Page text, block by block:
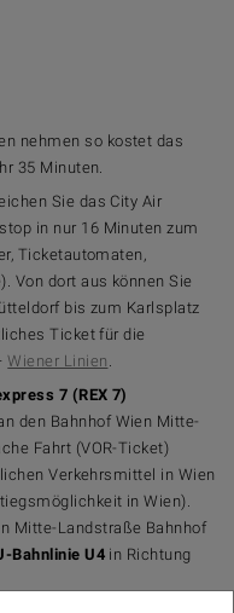
nehmen so kostet das
35 Minuten.
Sie das City Air
in nur 16 Minuten zum
Ticketautomaten,
Von dort aus können Sie
bis zum Karlsplatz
Ticket für die
Wiener Linien .
7 (REX 7)
den Bahnhof Wien Mitte-
Fahrt (VOR-Ticket)
Verkehrsmittel in Wien
in Wien).
Mitte-Landstraße Bahnhof
Bahnlinie U4 in Richtung